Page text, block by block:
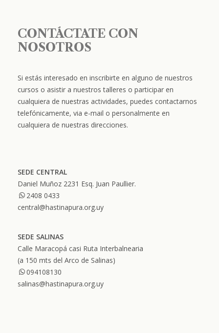
CONTÁCTATE CON
NOSOTROS
Si estás interesado en inscribirte en alguno de nuestros
cursos o asistir a nuestros talleres o participar en
cualquiera de nuestras actividades, puedes contactarnos
telefónicamente, via e-mail o personalmente en
cualquiera de nuestras direcciones.
SEDE CENTRAL
Daniel Muñoz 2231 Esq. Juan Paullier.
2408 0433
central@hastinapura.org.uy
SEDE SALINAS
Calle Maracopá casi Ruta Interbalnearia
(a 150 mts del Arco de Salinas)
094108130
salinas@hastinapura.org.uy